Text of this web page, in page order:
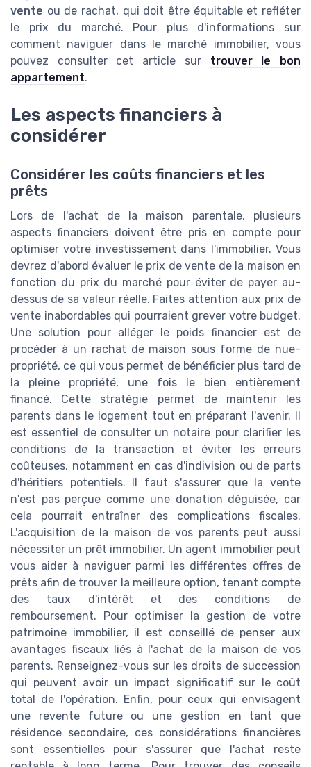
vente ou de rachat, qui doit être équitable et refléter
le prix du marché. Pour plus d'informations sur
comment naviguer dans le marché immobilier, vous
pouvez consulter cet article sur trouver le bon
appartement.
Les aspects financiers à
considérer
Considérer les coûts financiers et les
prêts
Lors de l'achat de la maison parentale, plusieurs
aspects financiers doivent être pris en compte pour
optimiser votre investissement dans l'immobilier. Vous
devrez d'abord évaluer le prix de vente de la maison en
fonction du prix du marché pour éviter de payer au-
dessus de sa valeur réelle. Faites attention aux prix de
vente inabordables qui pourraient grever votre budget.
Une solution pour alléger le poids financier est de
procéder à un rachat de maison sous forme de nue-
propriété, ce qui vous permet de bénéficier plus tard de
la pleine propriété, une fois le bien entièrement
financé. Cette stratégie permet de maintenir les
parents dans le logement tout en préparant l'avenir. Il
est essentiel de consulter un notaire pour clarifier les
conditions de la transaction et éviter les erreurs
coûteuses, notamment en cas d'indivision ou de parts
d'héritiers potentiels. Il faut s'assurer que la vente
n'est pas perçue comme une donation déguisée, car
cela pourrait entraîner des complications fiscales.
L'acquisition de la maison de vos parents peut aussi
nécessiter un prêt immobilier. Un agent immobilier peut
vous aider à naviguer parmi les différentes offres de
prêts afin de trouver la meilleure option, tenant compte
des taux d'intérêt et des conditions de
remboursement. Pour optimiser la gestion de votre
patrimoine immobilier, il est conseillé de penser aux
avantages fiscaux liés à l'achat de la maison de vos
parents. Renseignez-vous sur les droits de succession
qui peuvent avoir un impact significatif sur le coût
total de l'opération. Enfin, pour ceux qui envisagent
une revente future ou une gestion en tant que
résidence secondaire, ces considérations financières
sont essentielles pour s'assurer que l'achat reste